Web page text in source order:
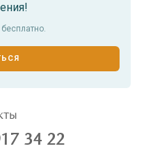
34 22